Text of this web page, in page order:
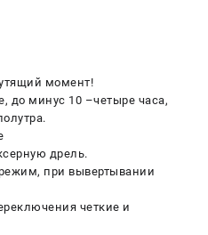
момент!
до минус 10 –четыре часа,
дрель.
при вывертывании
четкие и